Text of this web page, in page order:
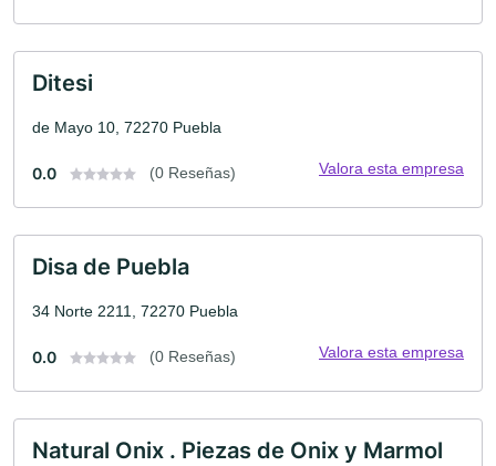
Ditesi
de Mayo 10, 72270 Puebla
0.0 (0 Reseñas) Valora esta empresa
Disa de Puebla
34 Norte 2211, 72270 Puebla
0.0 (0 Reseñas) Valora esta empresa
Natural Onix . Piezas de Onix y Marmol